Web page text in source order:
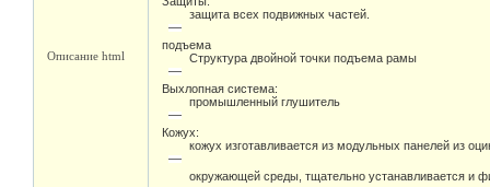
Описание html
защита всех подвижных частей.
подъема
Структура двойной точки подъема рамы
Выхлопная система:
промышленный глушитель
Кожух:
кожух изготавливается из модульных панелей из